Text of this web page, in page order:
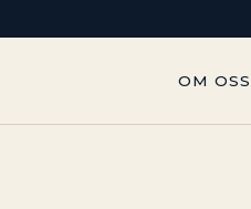
OM OSS